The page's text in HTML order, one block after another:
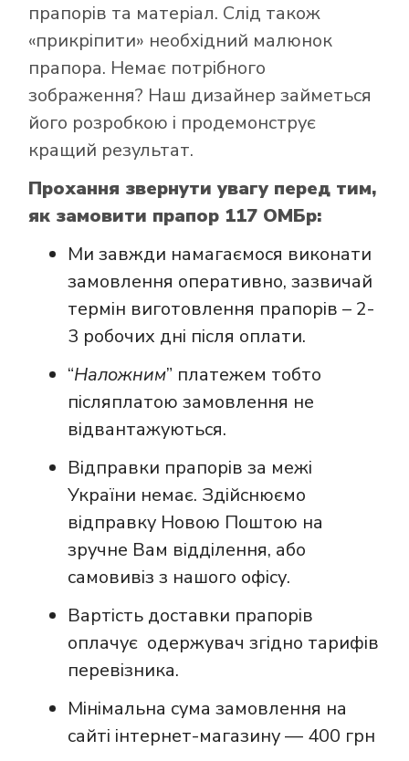
прапорів та матеріал. Слід також
«прикріпити» необхідний малюнок
прапора. Немає потрібного
зображення? Наш дизайнер займеться
його розробкою і продемонструє
кращий результат.
Прохання звернути увагу перед тим,
як замовити прапор 117 ОМБр:
Ми завжди намагаємося виконати
замовлення оперативно, зазвичай
термін виготовлення прапорів – 2-
3 робочих дні після оплати.
“Наложним” платежем тобто
післяплатою замовлення не
відвантажуються.
Відправки прапорів за межі
України немає. Здійснюємо
відправку Новою Поштою на
зручне Вам відділення, або
самовивіз з нашого офісу.
Вартість доставки прапорів
оплачує одержувач згідно тарифів
перевізника.
Мінімальна сума замовлення на
сайті інтернет-магазину — 400 грн